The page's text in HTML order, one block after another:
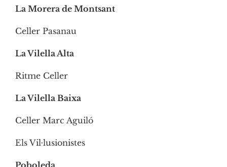
La Morera de Montsant
Celler Pasanau
La Vilella Alta
Ritme Celler
La Vilella Baixa
Celler Marc Aguiló
Els Vil·lusionistes
Poboleda